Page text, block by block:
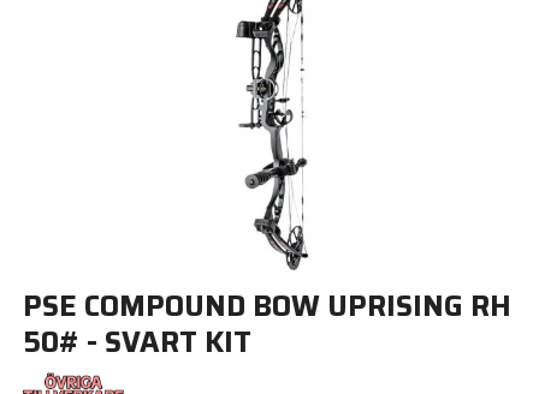
PSE COMPOUND BOW UPRISING RH
50# - SVART KIT